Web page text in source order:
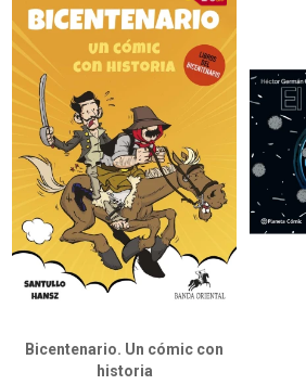
Bicentenario. Un cómic con
historia